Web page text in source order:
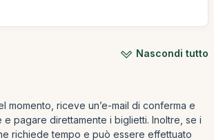
Nascondi tutto
momento, riceve un’e-mail di conferma e
pagare direttamente i biglietti. Inoltre, se i
richiede tempo e può essere effettuato